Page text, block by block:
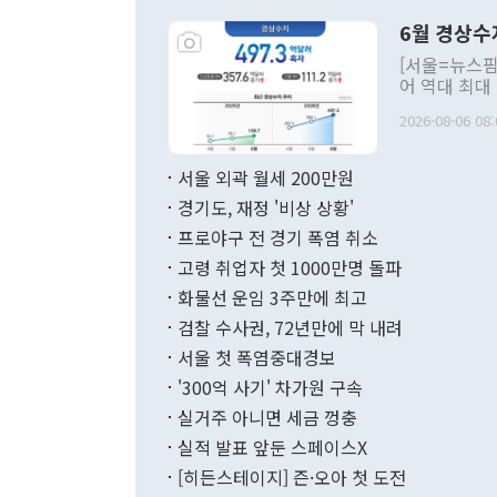
주의적 희망
관의 대북
관 부처 장
관의 무리한
다. [정동영 통일부 장관이 지난달 23일 오후 서울 종로구 정부서울청사에
무너졌다고
함께 4자 대
"우리의 선
6월 경상
[서울=뉴스
어 역대 최
료=한국은행] 한국은행이 6일 발표한 '2026년 6월 국제수지(잠정)'
며 월간 기
196.9% 급
수출은
기록했지만
로 전환됐다.
2026-08-06
서울 외곽 월세 200만원
경기도, 재정 '비상 상황'
프로야구 전 경기 폭염 취소
고령 취업자 첫 1000만명 돌파
화물선 운임 3주만에 최고
검찰 수사권, 72년만에 막 내려
서울 첫 폭염중대경보
'300억 사기' 차가원 구속
실거주 아니면 세금 껑충
실적 발표 앞둔 스페이스X
[히든스테이지] 즌·오아 첫 도전